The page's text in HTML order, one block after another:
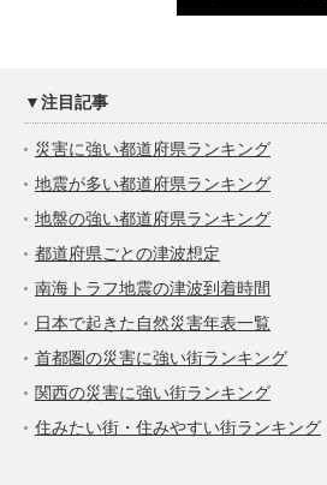
▼注目記事
災害に強い都道府県ランキング
地震が多い都道府県ランキング
地盤の強い都道府県ランキング
都道府県ごとの津波想定
南海トラフ地震の津波到着時間
日本で起きた自然災害年表一覧
首都圏の災害に強い街ランキング
関西の災害に強い街ランキング
住みたい街・住みやすい街ランキング